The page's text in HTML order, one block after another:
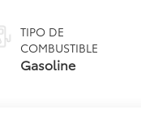
TIPO DE
COMBUSTIBLE
Gasoline